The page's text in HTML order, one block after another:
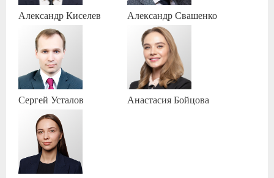
АлександрКиселев АлександрСвашенко
Сергей Усталов АнастасияБойцова